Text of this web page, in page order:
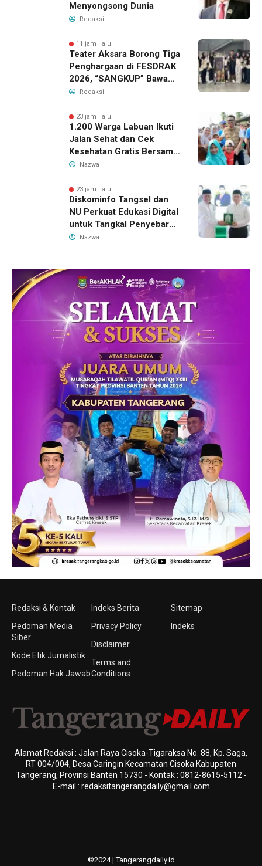
Menyongsong Dunia
Redaksi
11 jam lalu
Teater Aksara Borong Tiga
Penghargaan di FESDRAK
2026, “SANGKUP” Bawa
Pulang Juara 2 Grup
Redaksi
23 jam lalu
1.200 Warga Labuan Ikuti
Jalan Sehat dan Cek
Kesehatan Gratis Bersama
Gubernur Banten
Nazwa
23 jam lalu
Diskominfo Tangsel dan
NU Perkuat Edukasi Digital
untuk Tangkal Penyebaran
Hoaks
Nazwa
Redaksi & Kontak
Pedoman Media
Siber
Kode Etik Jurnalistik
Pedoman Hak Jawab
Indeks Berita
Privacy Policy
Disclaimer
Terms and
Conditions
Sitemap
Indeks
Alamat Redaksi : Jalan Raya Cisoka-Tigaraksa No. 88, Kp. Saga,
RT 004/004, Desa Caringin Kecamatan Cisoka Kabupaten
Tangerang, Provinsi Banten 15730 - Kontak : 0812-8615-5112 -
E-mail : redaksitangerangdaily@gmail.com
©2024 | Tangerangdaily.id